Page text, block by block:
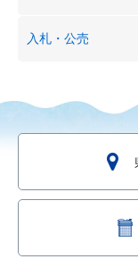
入札・公売